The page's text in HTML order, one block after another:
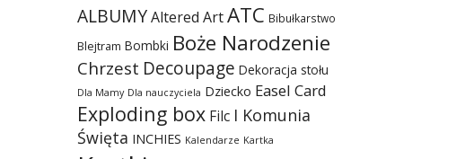
ALBUMYAltered ArtATC Bibułkarstwo
Blejtram Bombki Boże Narodzenie
Chrzest Decoupage Dekoracja stołu
Dla Mamy Dla nauczyciela Dziecko Easel Card
Exploding box Filc I Komunia
Święta INCHIES Kalendarze Kartka